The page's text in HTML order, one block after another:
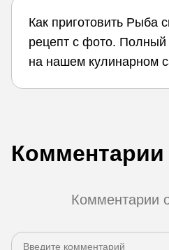
Как приготовить Рыба
рецепт с фото. Полный
на нашем кулинарном
Комментарии
Комментарии